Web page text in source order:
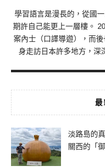
學習語言是漫長的，從國
期許自己能更上一層樓。
案內士（口譯導遊），而
身走訪日本許多地方，深
最
淡路島的
關西的「